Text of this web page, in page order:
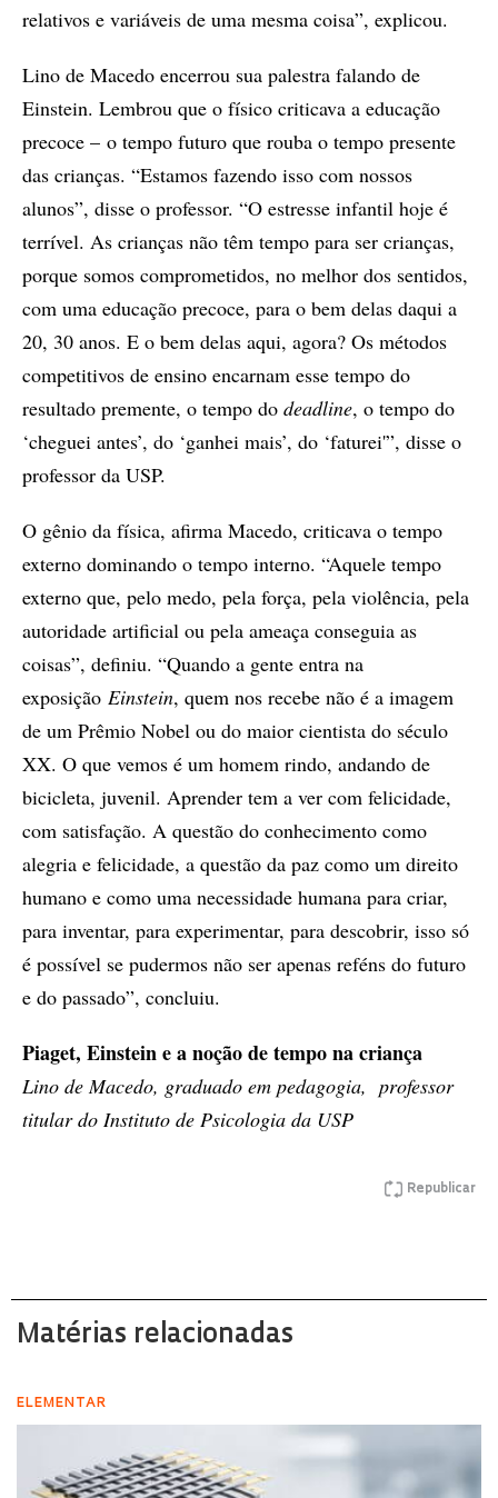
relativos e variáveis de uma mesma coisa”, explicou.
Lino de Macedo encerrou sua palestra falando de
Einstein. Lembrou que o físico criticava a educação
precoce – o tempo futuro que rouba o tempo presente
das crianças. “Estamos fazendo isso com nossos
alunos”, disse o professor. “O estresse infantil hoje é
terrível. As crianças não têm tempo para ser crianças,
porque somos comprometidos, no melhor dos sentidos,
com uma educação precoce, para o bem delas daqui a
20, 30 anos. E o bem delas aqui, agora? Os métodos
competitivos de ensino encarnam esse tempo do
resultado premente, o tempo do deadline, o tempo do
‘cheguei antes’, do ‘ganhei mais’, do ‘faturei'”, disse o
professor da USP.
O gênio da física, afirma Macedo, criticava o tempo
externo dominando o tempo interno. “Aquele tempo
externo que, pelo medo, pela força, pela violência, pela
autoridade artificial ou pela ameaça conseguia as
coisas”, definiu. “Quando a gente entra na
exposição Einstein, quem nos recebe não é a imagem
de um Prêmio Nobel ou do maior cientista do século
XX. O que vemos é um homem rindo, andando de
bicicleta, juvenil. Aprender tem a ver com felicidade,
com satisfação. A questão do conhecimento como
alegria e felicidade, a questão da paz como um direito
humano e como uma necessidade humana para criar,
para inventar, para experimentar, para descobrir, isso só
é possível se pudermos não ser apenas reféns do futuro
e do passado”, concluiu.
Piaget, Einstein e a noção de tempo na criança
Lino de Macedo, graduado em pedagogia, professor
titular do Instituto de Psicologia da USP
Republicar